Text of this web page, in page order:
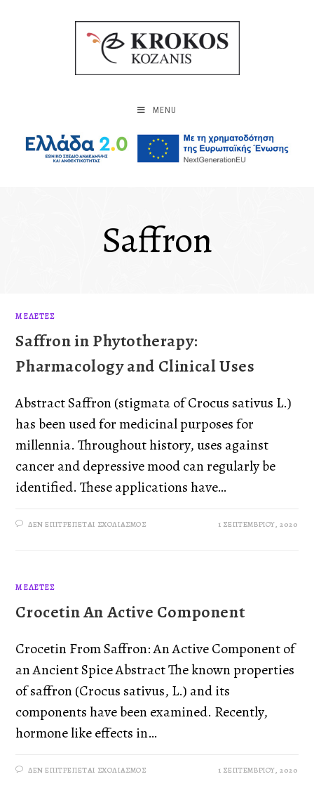
MENU
Saffron
ΜΕΛΈΤΕΣ
Saffron in Phytotherapy:
Pharmacology and Clinical Uses
Abstract Saffron (stigmata of Crocus sativus L.)
has been used for medicinal purposes for
millennia. Throughout history, uses against
cancer and depressive mood can regularly be
identified. These applications have…
ΔΕΝ ΕΠΙΤΡΈΠΕΤΑΙ ΣΧΟΛΙΑΣΜΌΣ 1 ΣΕΠΤΕΜΒΡΊΟΥ, 2020
ΜΕΛΈΤΕΣ
Crocetin An Active Component
Crocetin From Saffron: An Active Component of
an Ancient Spice Abstract The known properties
of saffron (Crocus sativus, L.) and its
components have been examined. Recently,
hormone like effects in…
ΔΕΝ ΕΠΙΤΡΈΠΕΤΑΙ ΣΧΟΛΙΑΣΜΌΣ 1 ΣΕΠΤΕΜΒΡΊΟΥ, 2020